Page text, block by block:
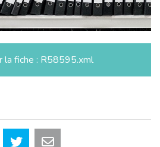
la fiche : R58595.xml